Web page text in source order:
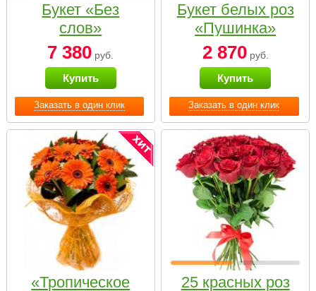
Заказать в один клик
Букет «Без
слов»
7 380 руб.
Купить
Заказать в один клик
Букет белых роз
«Пушинка»
2 870руб.
Купить
«Тропическое
25 красных роз